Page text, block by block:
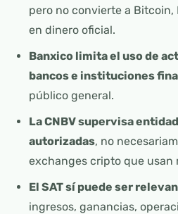
pero no convierte a
en dinero oficial.
Banxico limita el uso de
bancos e instituciones
público general.
La CNBV supervisa
autorizadas, no
exchanges cripto que usan
El SAT sí puede ser
ingresos, ganancias,